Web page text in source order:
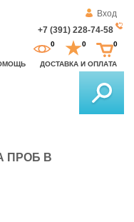
Вход
+7 (391) 228-74-58
ДОСТАВКА И ОПЛАТА
0 0 0
ПРОБ В